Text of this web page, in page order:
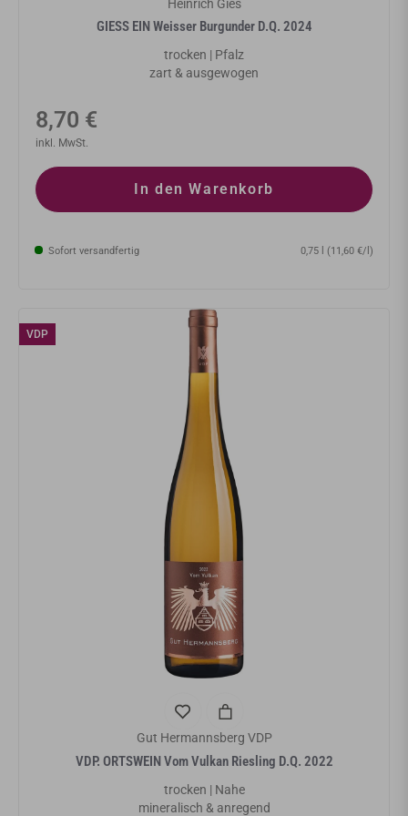
Heinrich Gies
GIESS EIN Weisser Burgunder D.Q. 2024
trocken | Pfalz
zart & ausgewogen
Normaler
Preis
8,70 €
inkl. MwSt.
In den Warenkorb
Sofort versandfertig 0,75 l (11,60 €/l)
VDP
Gut Hermannsberg VDP
VDP. ORTSWEIN Vom Vulkan Riesling D.Q. 2022
trocken | Nahe
mineralisch & anregend